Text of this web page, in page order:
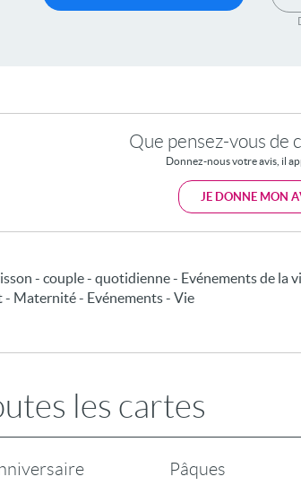
Que pensez-vous de
Donnez-nous votre avis, il
JE DONNE MON
- couple - quotidienne - Evénements de
- Maternité - Evénements - Vie
les cartes
Pâques